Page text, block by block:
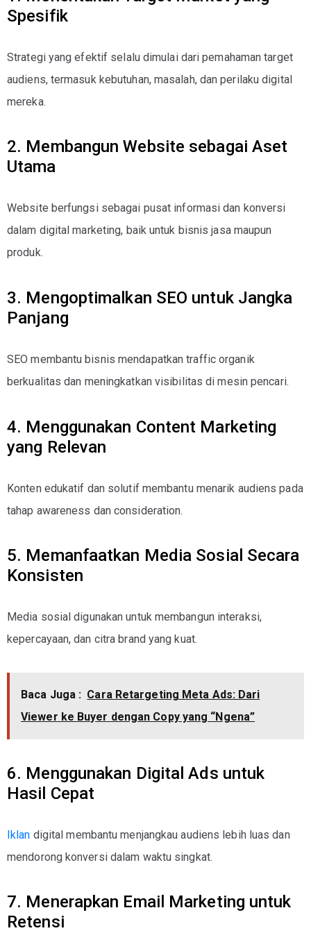
Spesifik
Strategi yang efektif selalu dimulai dari pemahaman target
audiens, termasuk kebutuhan, masalah, dan perilaku digital
mereka.
2. Membangun Website sebagai Aset
Utama
Website berfungsi sebagai pusat informasi dan konversi
dalam digital marketing, baik untuk bisnis jasa maupun
produk.
3. Mengoptimalkan SEO untuk Jangka
Panjang
SEO membantu bisnis mendapatkan traffic organik
berkualitas dan meningkatkan visibilitas di mesin pencari.
4. Menggunakan Content Marketing
yang Relevan
Konten edukatif dan solutif membantu menarik audiens pada
tahap awareness dan consideration.
5. Memanfaatkan Media Sosial Secara
Konsisten
Media sosial digunakan untuk membangun interaksi,
kepercayaan, dan citra brand yang kuat.
Baca Juga : Cara Retargeting Meta Ads: Dari
Viewer ke Buyer dengan Copy yang “Ngena”
6. Menggunakan Digital Ads untuk
Hasil Cepat
Iklan digital membantu menjangkau audiens lebih luas dan
mendorong konversi dalam waktu singkat.
7. Menerapkan Email Marketing untuk
Retensi